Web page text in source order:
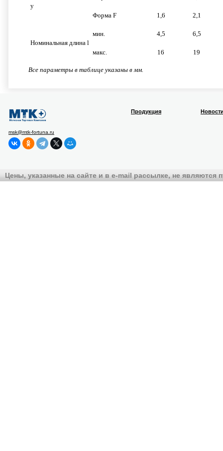
y
Форма F 1,6 2,1
Номинальная длина l
мин. 4,5 6,5
макс. 16 19
Все параметры в таблице указаны в мм.
msk@mtk-fortuna.ru
Продукция
Цены, указанные на сайте и в e-mail рассылке, не являются